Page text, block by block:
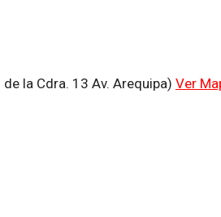
la Cdra. 13 Av. Arequipa) Ver